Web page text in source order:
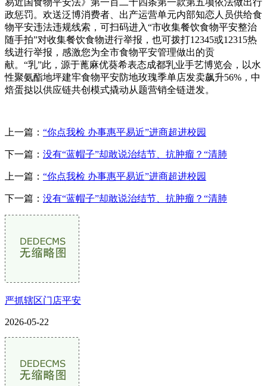
政惩罚。欢送泛博消费者、出产运营单元内部知恋人员供给食
物平安违法违规线索，可扫码进入“市收集餐饮食物平安整治
随手拍”对收集餐饮食物进行举报，也可拨打12345或12315热
线进行举报，感激您为全市食物平安管理做出的贡
献。“乳”此，源于蓖麻优葵希表态成都乳业手艺博览会，以水
性聚氨酯地坪建牢食物平安防地玫瑰季单店发卖飙升56%，中
焙蛋挞以供应链共创模式撬动从题营销全链迸发。
上一篇： “你点我检 办事惠平易近”进商超进校园
下一篇： 没有“蓝帽子”却敢说治结节、抗肿瘤？“清肺
上一篇： “你点我检 办事惠平易近”进商超进校园
下一篇： 没有“蓝帽子”却敢说治结节、抗肿瘤？“清肺
严抓辖区门店平安
2026-05-22